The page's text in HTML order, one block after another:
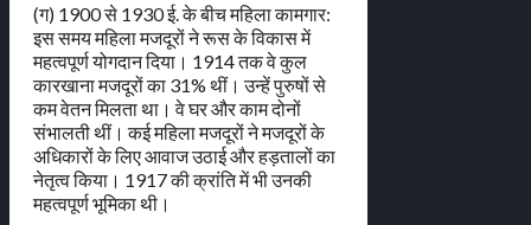
(ग) 1900 से 1930 ई. के बीच महिला कामगार:
इस समय महिला मजदूरों ने रूस के विकास में
महत्वपूर्ण योगदान दिया। 1914 तक वे कुल
कारखाना मजदूरों का 31% थीं। उन्हें पुरुषों से
कम वेतन मिलता था। वे घर और काम दोनों
संभालती थीं। कई महिला मजदूरों ने मजदूरों के
अधिकारों के लिए आवाज उठाई और हड़तालों का
नेतृत्व किया। 1917 की क्रांति में भी उनकी
महत्वपूर्ण भूमिका थी।